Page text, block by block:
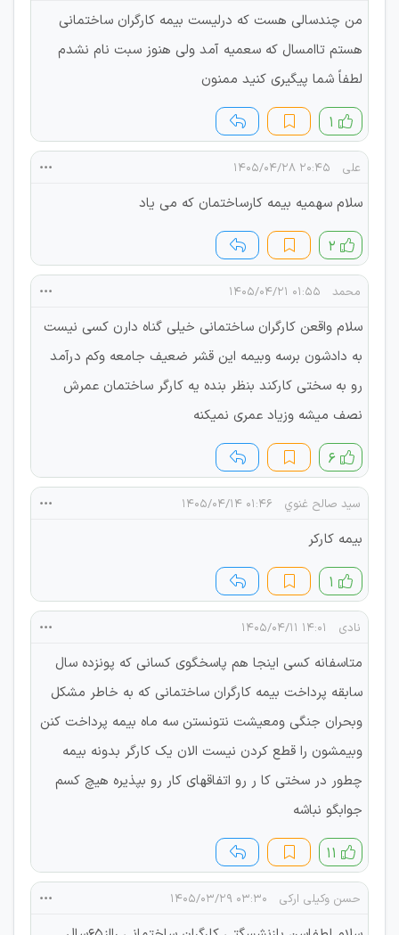
من چندسالی هست که درلیست بیمه کارگران ساختمانی
هستم تاامسال که سعمیه آمد ولی هنوز سبت نام نشدم
لطفاً شما پیگیری کنید ممنون
۱
علی ۲۰:۴۵ ۱۴۰۵/۰۴/۲۸
سلام سهمیه بیمه کارساختمان که می یاد
۲
محمد ۰۱:۵۵ ۱۴۰۵/۰۴/۲۱
سلام واقعن کارگران ساختمانی خیلی گناه دارن کسی نیست
به دادشون برسه وبیمه این قشر ضعیف جامعه وکم درآمد
رو به سختی کارکند بنظر بنده یه کارگر ساختمان عمرش
نصف میشه وزیاد عمری نمیکنه
۶
سيد صالح غنوي ۰۱:۴۶ ۱۴۰۵/۰۴/۱۴
بيمه كاركر
۱
نادی ۱۴:۰۱ ۱۴۰۵/۰۴/۱۱
متاسفانه کسی اینجا هم پاسخگوی کسانی که پونزده سال
سابقه پرداخت بیمه کارگران ساختمانی که به خاطر مشکل
وبحران جنگی ومعیشت نتونستن سه ماه بیمه پرداخت کنن
وبیمشون را قطع کردن نیست الان یک کارگر بدونه بیمه
چطور در سختی کا ر رو اتفاقهای کار رو بپذیره هیچ کسم
جوابگو نباشه
۱۱
حسن وکیلی ارکی ۰۳:۳۰ ۱۴۰۵/۰۳/۲۹